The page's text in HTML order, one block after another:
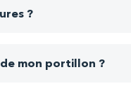
?
mon portillon ?